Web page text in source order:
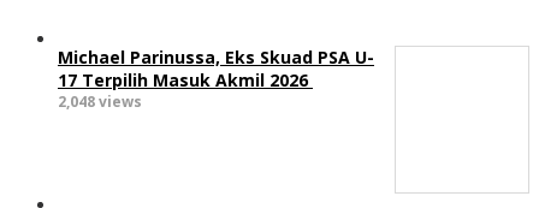
Michael Parinussa, Eks Skuad PSA U-
17 Terpilih Masuk Akmil 2026
2,048 views